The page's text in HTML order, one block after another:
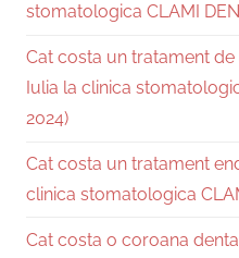
stomatologica CLAMI
Cat costa un tratament
Iulia la clinica
2024)
Cat costa un tratament
clinica stomatologica
Cat costa o coroana